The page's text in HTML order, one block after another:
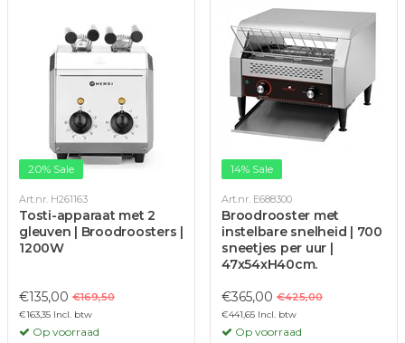
20% Sale
Art.nr. H261163
Tosti-apparaat met 2
gleuven | Broodroosters |
1200W
€135,00 €169,50
€163,35 Incl. btw
Op voorraad
14% Sale
Art.nr. E688300
Broodrooster met
instelbare snelheid | 700
sneetjes per uur |
47x54xH40cm.
€365,00 €425,00
€441,65 Incl. btw
Op voorraad